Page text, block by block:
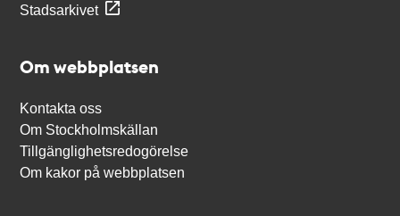
Stadsarkivet
Om webbplatsen
Kontakta oss
Om Stockholmskällan
Tillgänglighetsredogörelse
Om kakor på webbplatsen